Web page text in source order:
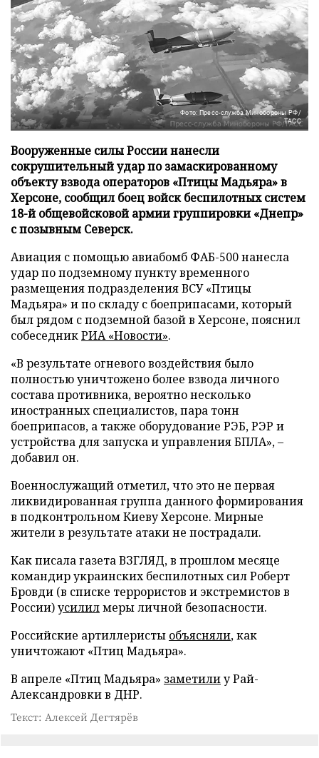
Фото: Пресс-служба Минобороны РФ/
ТАСС
Вооруженные силы России нанесли
сокрушительный удар по замаскированному
объекту взвода операторов «Птицы Мадьяра» в
Херсоне, сообщил боец войск беспилотных систем
18-й общевойсковой армии группировки «Днепр»
с позывным Северск.
Авиация с помощью авиабомб ФАБ-500 нанесла
удар по подземному пункту временного
размещения подразделения ВСУ «Птицы
Мадьяра» и по складу с боеприпасами, который
был рядом с подземной базой в Херсоне, пояснил
собеседникРИА «Новости».
«В результате огневого воздействия было
полностью уничтожено более взвода личного
состава противника, вероятно несколько
иностранных специалистов, пара тонн
боеприпасов, а также оборудование РЭБ, РЭР и
устройства для запуска и управления БПЛА», –
добавил он.
Военнослужащий отметил, что это не первая
ликвидированная группа данного формирования
в подконтрольном Киеву Херсоне. Мирные
жители в результате атаки не пострадали.
Как писала газета ВЗГЛЯД, в прошлом месяце
командир украинских беспилотных сил Роберт
Бровди (в списке террористов и экстремистов в
России)усилилмеры личной безопасности.
Российские артиллеристы объясняли, как
уничтожают «Птиц Мадьяра».
В апреле «Птиц Мадьяра» заметилиу Рай-
Александровки в ДНР.
Текст: Алексей Дегтярёв